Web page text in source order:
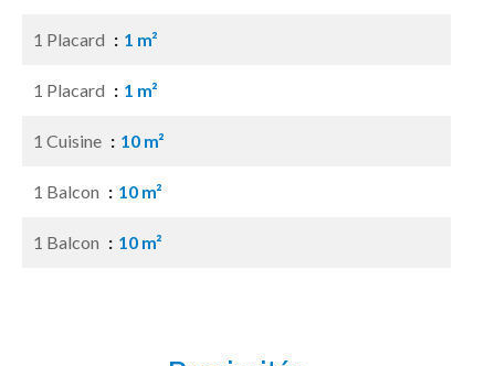
1 Placard 1 m²
1 Placard 1 m²
1 Cuisine 10 m²
1 Balcon 10 m²
1 Balcon 10 m²